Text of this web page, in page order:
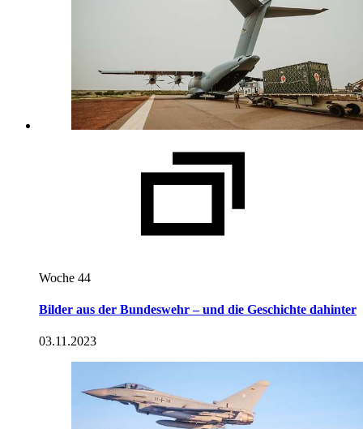
Woche 44
Bilder aus der Bundeswehr – und die Geschichte dahinter
03.11.2023